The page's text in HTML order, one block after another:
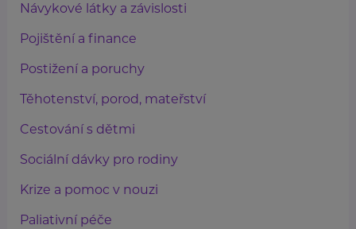
Návykové látky a závislosti
Pojištění a finance
Postižení a poruchy
Těhotenství, porod, mateřství
Cestování s dětmi
Sociální dávky pro rodiny
Krize a pomoc v nouzi
Paliativní péče